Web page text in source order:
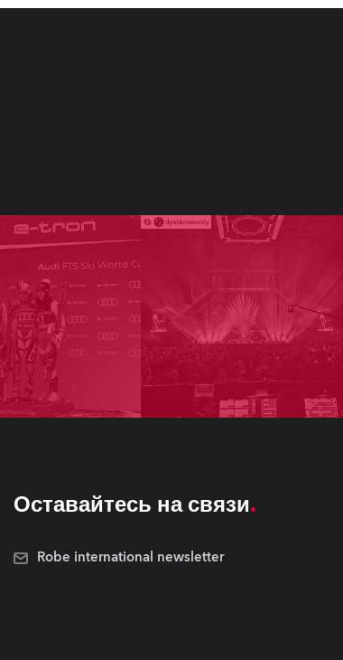
Germany
Европа
Русскоязычные территории
Латинская Америка
Развитие бизнеса
Развитие бизнеса
Оставайтесь на связи
Robe international newsletter